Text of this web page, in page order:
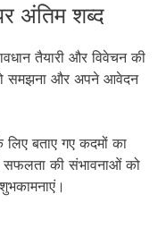
अंतिम शब्द
तैयारी और विवेचन की
समझना और अपने आवेदन
बताए गए कदमों का
की संभावनाओं को